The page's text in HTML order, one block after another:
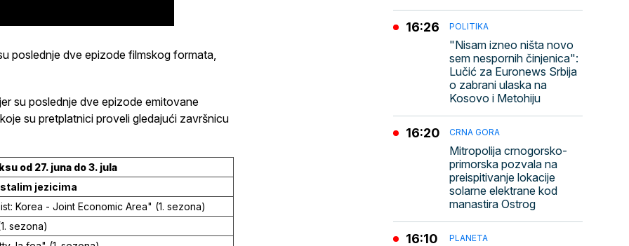
poslednje dve epizode filmskog formata,
su poslednje dve epizode emitovane
su pretplatnici proveli gledajući završnicu
od 27. juna do 3. jula
jezicima
Korea - Joint Economic Area" (1. sezona)
sezona)
POLITIKA
"Nisam izneo ništa novo
sem nespornih činjenica":
Lučić za Euronews Srbija
o zabrani ulaska na
Kosovo i Metohiju
16:26
CRNA GORA
Mitropolija crnogorsko-
primorska pozvala na
preispitivanje lokacije
solarne elektrane kod
manastira Ostrog
16:20
PLANETA
16:10